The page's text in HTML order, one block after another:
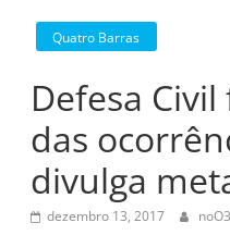
Quatro Barras
Defesa
das
divulga
dezembro 13, 2017